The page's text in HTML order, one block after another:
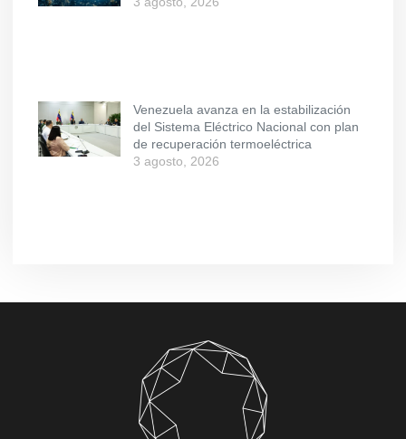
Venezuela avanza en la estabilización
del Sistema Eléctrico Nacional con plan
de recuperación termoeléctrica
3 agosto, 2026